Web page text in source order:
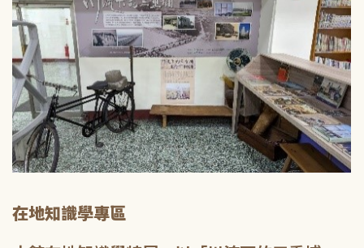
在地知識學專區